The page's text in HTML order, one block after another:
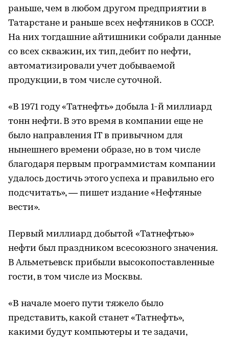
раньше, чем в любом другом предприятии в
Татарстане и раньше всех нефтяников в СССР.
На них тогдашние айтишники собрали данные
со всех скважин, их тип, дебит по нефти,
автоматизировали учет добываемой
продукции, в том числе суточной.
«В 1971 году «Татнефть» добыла 1-й миллиард
тонн нефти. В это время в компании еще не
было направления IT в привычном для
нынешнего времени образе, но в том числе
благодаря первым программистам компании
удалось достичь этого успеха и правильно его
подсчитать», — пишет издание «Нефтяные
вести».
Первый миллиард добытой «Татнефтью»
нефти был праздником всесоюзного значения.
В Альметьевск прибыли высокопоставленные
гости, в том числе из Москвы.
«В начале моего пути тяжело было
представить, какой станет «Татнефть»,
какими будут компьютеры и те задачи,